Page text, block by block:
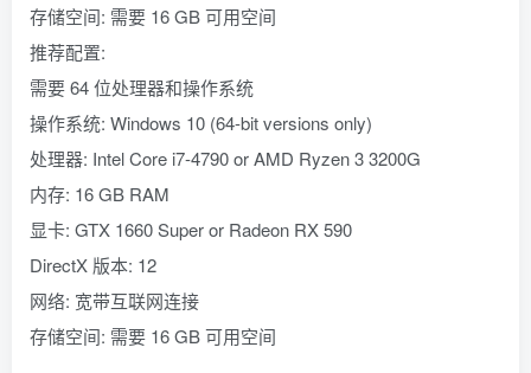
存储空间: 需要 16 GB 可用空间
推荐配置:
需要 64 位处理器和操作系统
操作系统: Windows 10 (64-bit versions only)
处理器: Intel Core i7-4790 or AMD Ryzen 3 3200G
内存: 16 GB RAM
显卡: GTX 1660 Super or Radeon RX 590
DirectX 版本: 12
网络: 宽带互联网连接
存储空间: 需要 16 GB 可用空间